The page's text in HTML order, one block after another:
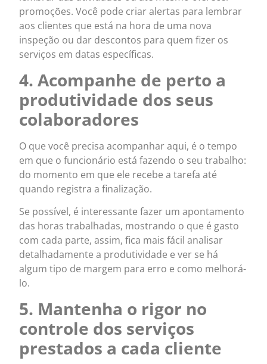
promoções. Você pode criar alertas para lembrar
aos clientes que está na hora de uma nova
inspeção ou dar descontos para quem fizer os
serviços em datas específicas.
4. Acompanhe de perto a
produtividade dos seus
colaboradores
O que você precisa acompanhar aqui, é o tempo
em que o funcionário está fazendo o seu trabalho:
do momento em que ele recebe a tarefa até
quando registra a finalização.
Se possível, é interessante fazer um apontamento
das horas trabalhadas, mostrando o que é gasto
com cada parte, assim, fica mais fácil analisar
detalhadamente a produtividade e ver se há
algum tipo de margem para erro e como melhorá-
lo.
5. Mantenha o rigor no
controle dos serviços
prestados a cada cliente